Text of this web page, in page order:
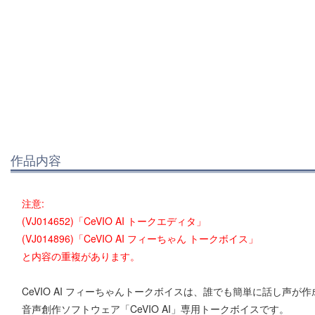
作品内容
注意:
(VJ014652)「CeVIO AI トークエディタ」
(VJ014896)「CeVIO AI フィーちゃん トークボイス」
と内容の重複があります。
CeVIO AI フィーちゃんトークボイスは、誰でも簡単に話し声が作
音声創作ソフトウェア「CeVIO AI」専用トークボイスです。